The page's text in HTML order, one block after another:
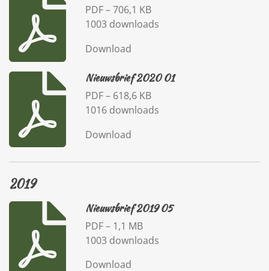
PDF – 706,1 KB
1003 downloads
Download
Nieuwsbrief 2020 01
PDF – 618,6 KB
1016 downloads
Download
2019
Nieuwsbrief 2019 05
PDF – 1,1 MB
1003 downloads
Download